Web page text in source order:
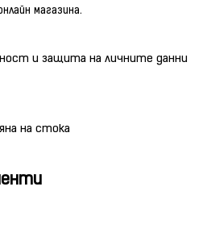
магазина.
и защита на личните данни
на стока